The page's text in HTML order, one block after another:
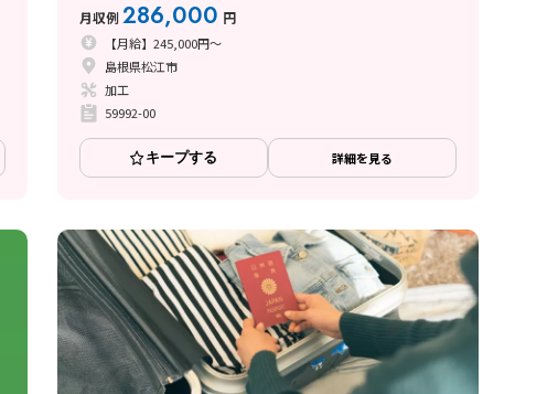
月収例286,000 円
【月給】245,000円～
島根県松江市
加工
59992-00
キープする 詳細を見る